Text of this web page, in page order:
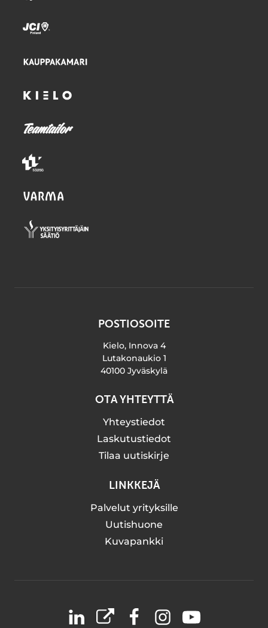
POSTIOSOITE
Kielo, Innova 4
Lutakonaukio 1
40100 Jyväskylä
OTA YHTEYTTÄ
Yhteystiedot
Laskutustiedot
Tilaa uutiskirje
LINKKEJÄ
Palvelut yrityksille
Uutishuone
Kuvapankki
LinkedIn
X FacebookInstagramYouTube